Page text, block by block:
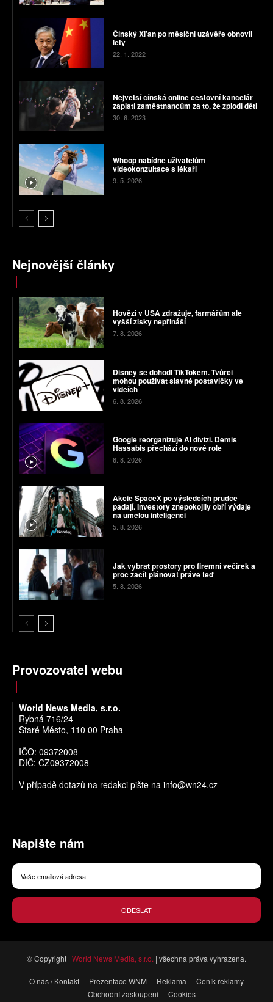
Čínský Xi’an po měsíční uzávěře obnovil
lety
22. 1. 2022
Největší čínská online cestovní kancelář
zaplatí zaměstnancům za to, že zplodí děti
30. 6. 2023
Whoop nabídne uživatelům
videokonzultace s lékaři
9. 5. 2026
Nejnovější články
Hovězí v USA zdražuje, farmářům ale
vyšší zisky nepřináší
7. 8. 2026
Disney se dohodl TikTokem. Tvůrci
mohou používat slavné postavičky ve
videích
6. 8. 2026
Google reorganizuje AI divizi. Demis
Hassabis přechází do nové role
6. 8. 2026
Akcie SpaceX po výsledcích prudce
padají. Investory znepokojily obří výdaje
na umělou inteligenci
5. 8. 2026
Jak vybrat prostory pro firemní večírek a
proč začít plánovat právě teď
5. 8. 2026
Provozovatel webu
World News Media, s.r.o.
Rybná 716/24
Staré Město, 110 00 Praha
IČO: 09372008
DIČ: CZ09372008
V případě dotazů na redakci pište na info@wn24.cz
Napište nám
ODESLAT
© Copyright | World News Media, s.r.o. | všechna práva vyhrazena.
O nás / Kontakt Prezentace WNM Reklama
Ceník reklamy
Obchodní zastoupení
Cookies